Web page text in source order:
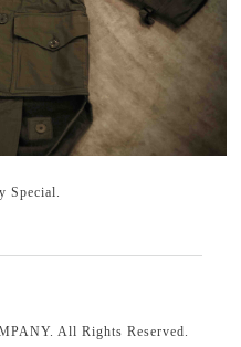
Special.
. All Rights Reserved.